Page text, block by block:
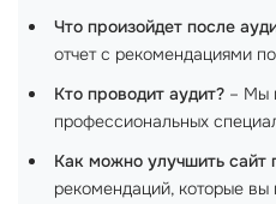
Что произойдет после
отчет с рекомендациями
Кто проводит аудит? – Мы
профессиональных
Как можно улучшить сайт
рекомендаций, которые